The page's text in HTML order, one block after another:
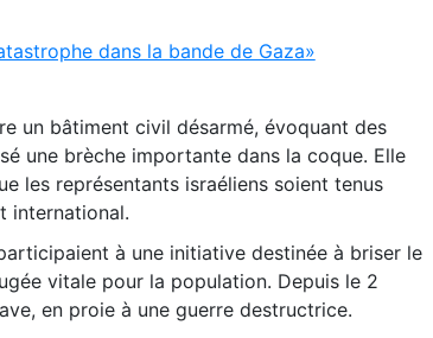
dans la bande de Gaza»
un bâtiment civil désarmé, évoquant des
une brèche importante dans la coque. Elle
les représentants israéliens soient tenus
international.
à une initiative destinée à briser le
vitale pour la population. Depuis le 2
en proie à une guerre destructrice.